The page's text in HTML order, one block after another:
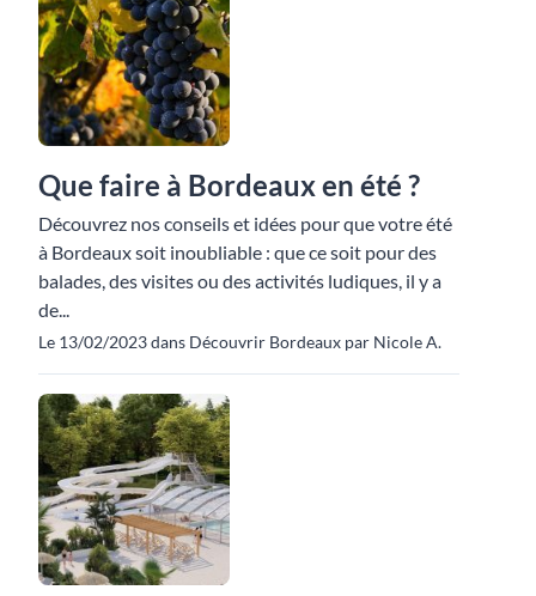
Que faire à Bordeaux en été ?
Découvrez nos conseils et idées pour que votre été
à Bordeaux soit inoubliable : que ce soit pour des
balades, des visites ou des activités ludiques, il y a
de...
Le 13/02/2023 dans Découvrir Bordeaux par Nicole A.